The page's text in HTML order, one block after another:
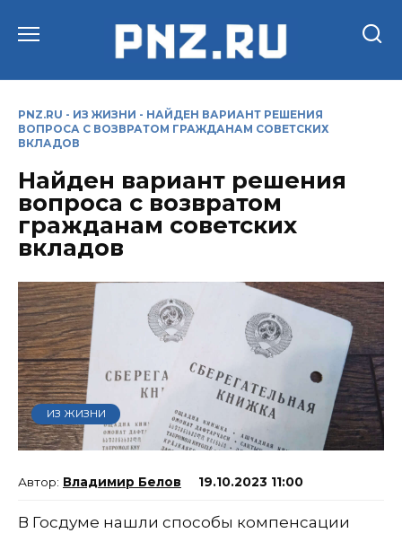
PNZ.RU - ИЗ ЖИЗНИ - НАЙДЕН ВАРИАНТ РЕШЕНИЯ
ВОПРОСА С ВОЗВРАТОМ ГРАЖДАНАМ СОВЕТСКИХ
ВКЛАДОВ
Найден вариант решения
вопроса с возвратом
гражданам советских
вкладов
ИЗ ЖИЗНИ
Владимир Белов 19.10.2023 11:00
В Госдуме нашли способы компенсации